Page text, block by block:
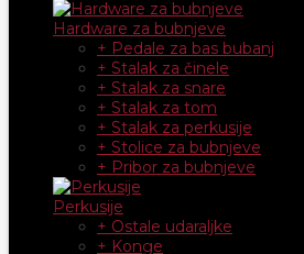
Hardware za bubnjeve
+ Pedale za bas bubanj
+ Stalak za činele
+ Stalak za snare
+ Stalak za tom
+ Stalak za perkusije
+ Stolice za bubnjeve
+ Pribor za bubnjeve
Perkusije
+ Ostale udaraljke
+ Konge